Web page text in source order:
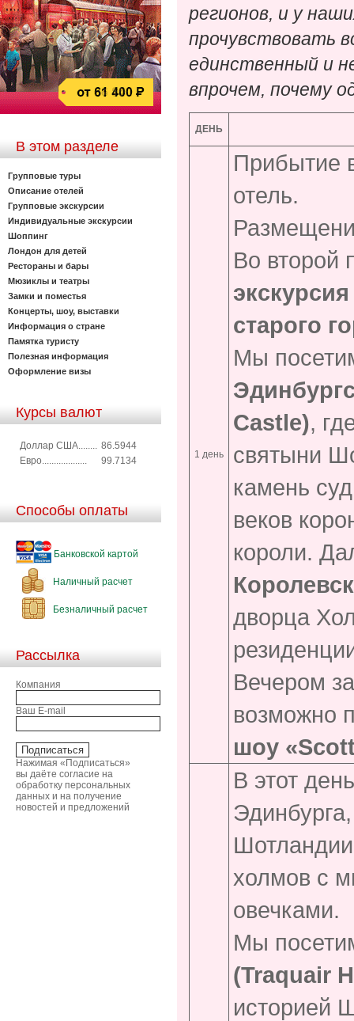
В этом разделе
Групповые туры
Описание отелей
Групповые экскурсии
Индивидуальные экскурсии
Шоппинг
Лондон для детей
Рестораны и бары
Мюзиклы и театры
Замки и поместья
Концерты, шоу, выставки
Информация о стране
Памятка туристу
Полезная информация
Оформление визы
Курсы валют
Доллар США........ 86.5944
Евро...................
99.7134
Способы оплаты
Банковской картой
Наличный расчет
Безналичный расчет
Рассылка
Компания
Ваш E-mail
Нажимая «Подписаться»
вы даёте согласие на
обработку персональных
данных и на получение
новостей и предложений
регионов, и у
прочувствовать
единственный и
впрочем, почему
ДЕНЬ
1 день
Прибытие
отель.
Во второй
старого
Мы
Castle),
святыни
камень
веков
короли.
дворца
Вечером
возможно
шоу
В этот
холмов с
овечками.
Мы
(Traquair
историей